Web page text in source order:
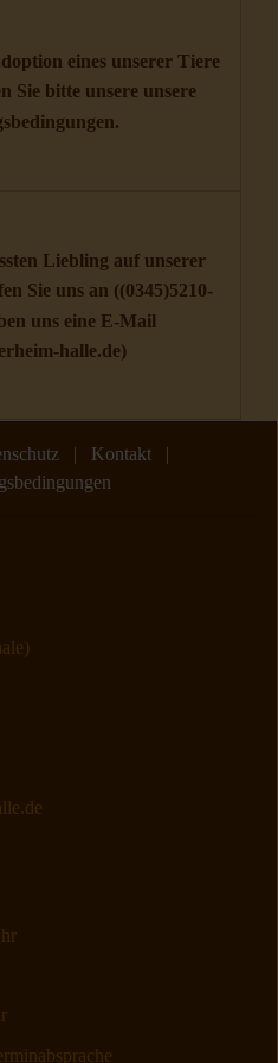
eines unserer Tiere
Sie bitte unsere unsere
.
Liebling auf unserer
Sie uns an ((0345)5210-
uns eine E-Mail
halle.de)
| Kontakt|